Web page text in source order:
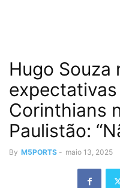
Hugo Souza
Corinthians
Paulistão:
By M5PORTS - maio 13, 2025